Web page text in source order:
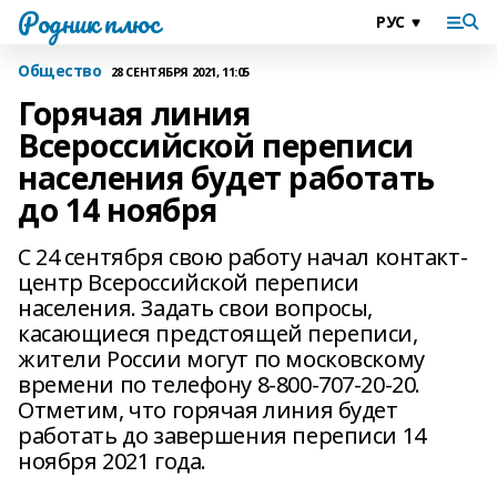
Родник плюс
Общество 28 СЕНТЯБРЯ 2021, 11:05
Горячая линия
Всероссийской переписи
населения будет работать
до 14 ноября
С 24 сентября свою работу начал контакт-
центр Всероссийской переписи
населения. Задать свои вопросы,
касающиеся предстоящей переписи,
жители России могут по московскому
времени по телефону 8-800-707-20-20.
Отметим, что горячая линия будет
работать до завершения переписи 14
ноября 2021 года.